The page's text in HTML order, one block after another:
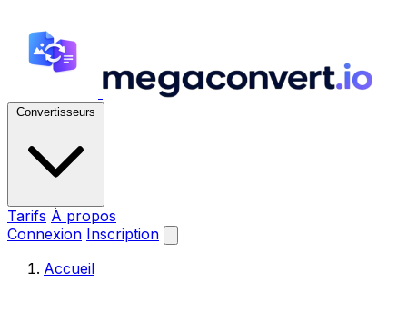
Convertisseurs
Tarifs À propos
Connexion Inscription
Accueil